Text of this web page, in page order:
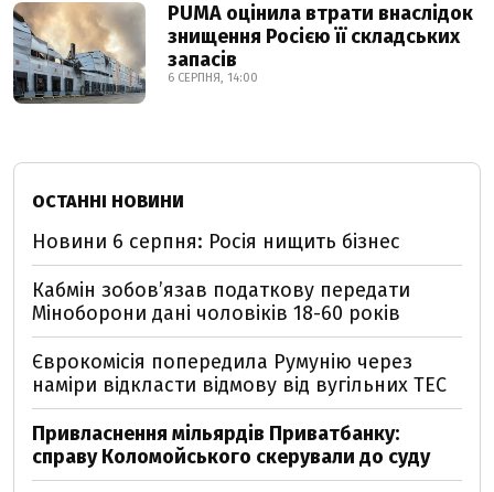
PUMA оцінила втрати внаслідок
знищення Росією її складських
запасів
6 СЕРПНЯ, 14:00
ОСТАННІ НОВИНИ
Новини 6 серпня: Росія нищить бізнес
Кабмін зобовʼязав податкову передати
Міноборони дані чоловіків 18-60 років
Єврокомісія попередила Румунію через
наміри відкласти відмову від вугільних ТЕС
Привласнення мільярдів Приватбанку:
справу Коломойського скерували до суду